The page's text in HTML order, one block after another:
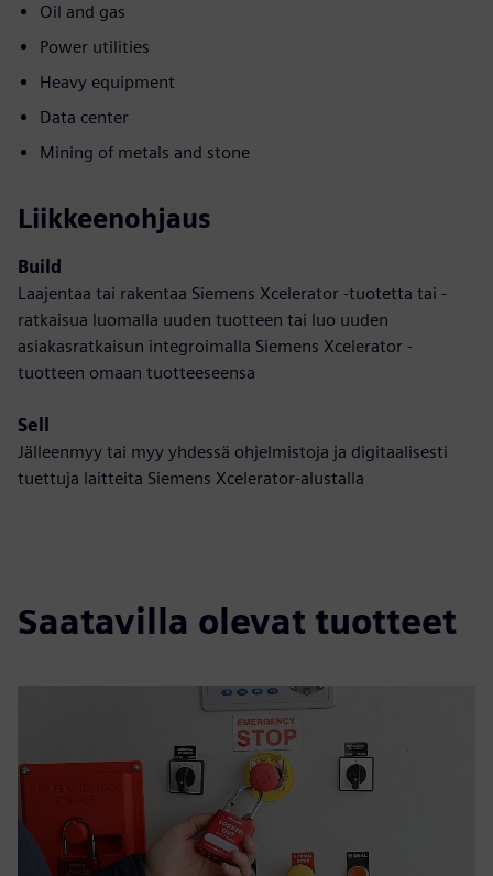
Oil and gas
Power utilities
Heavy equipment
Data center
Mining of metals and stone
Liikkeenohjaus
Build
Laajentaa tai rakentaa Siemens Xcelerator -tuotetta tai -
ratkaisua luomalla uuden tuotteen tai luo uuden
asiakasratkaisun integroimalla Siemens Xcelerator -
tuotteen omaan tuotteeseensa
Sell
Jälleenmyy tai myy yhdessä ohjelmistoja ja digitaalisesti
tuettuja laitteita Siemens Xcelerator-alustalla
Saatavilla olevat tuotteet